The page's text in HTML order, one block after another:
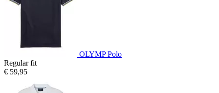
OLYMP Polo
Regular fit
€ 59,95